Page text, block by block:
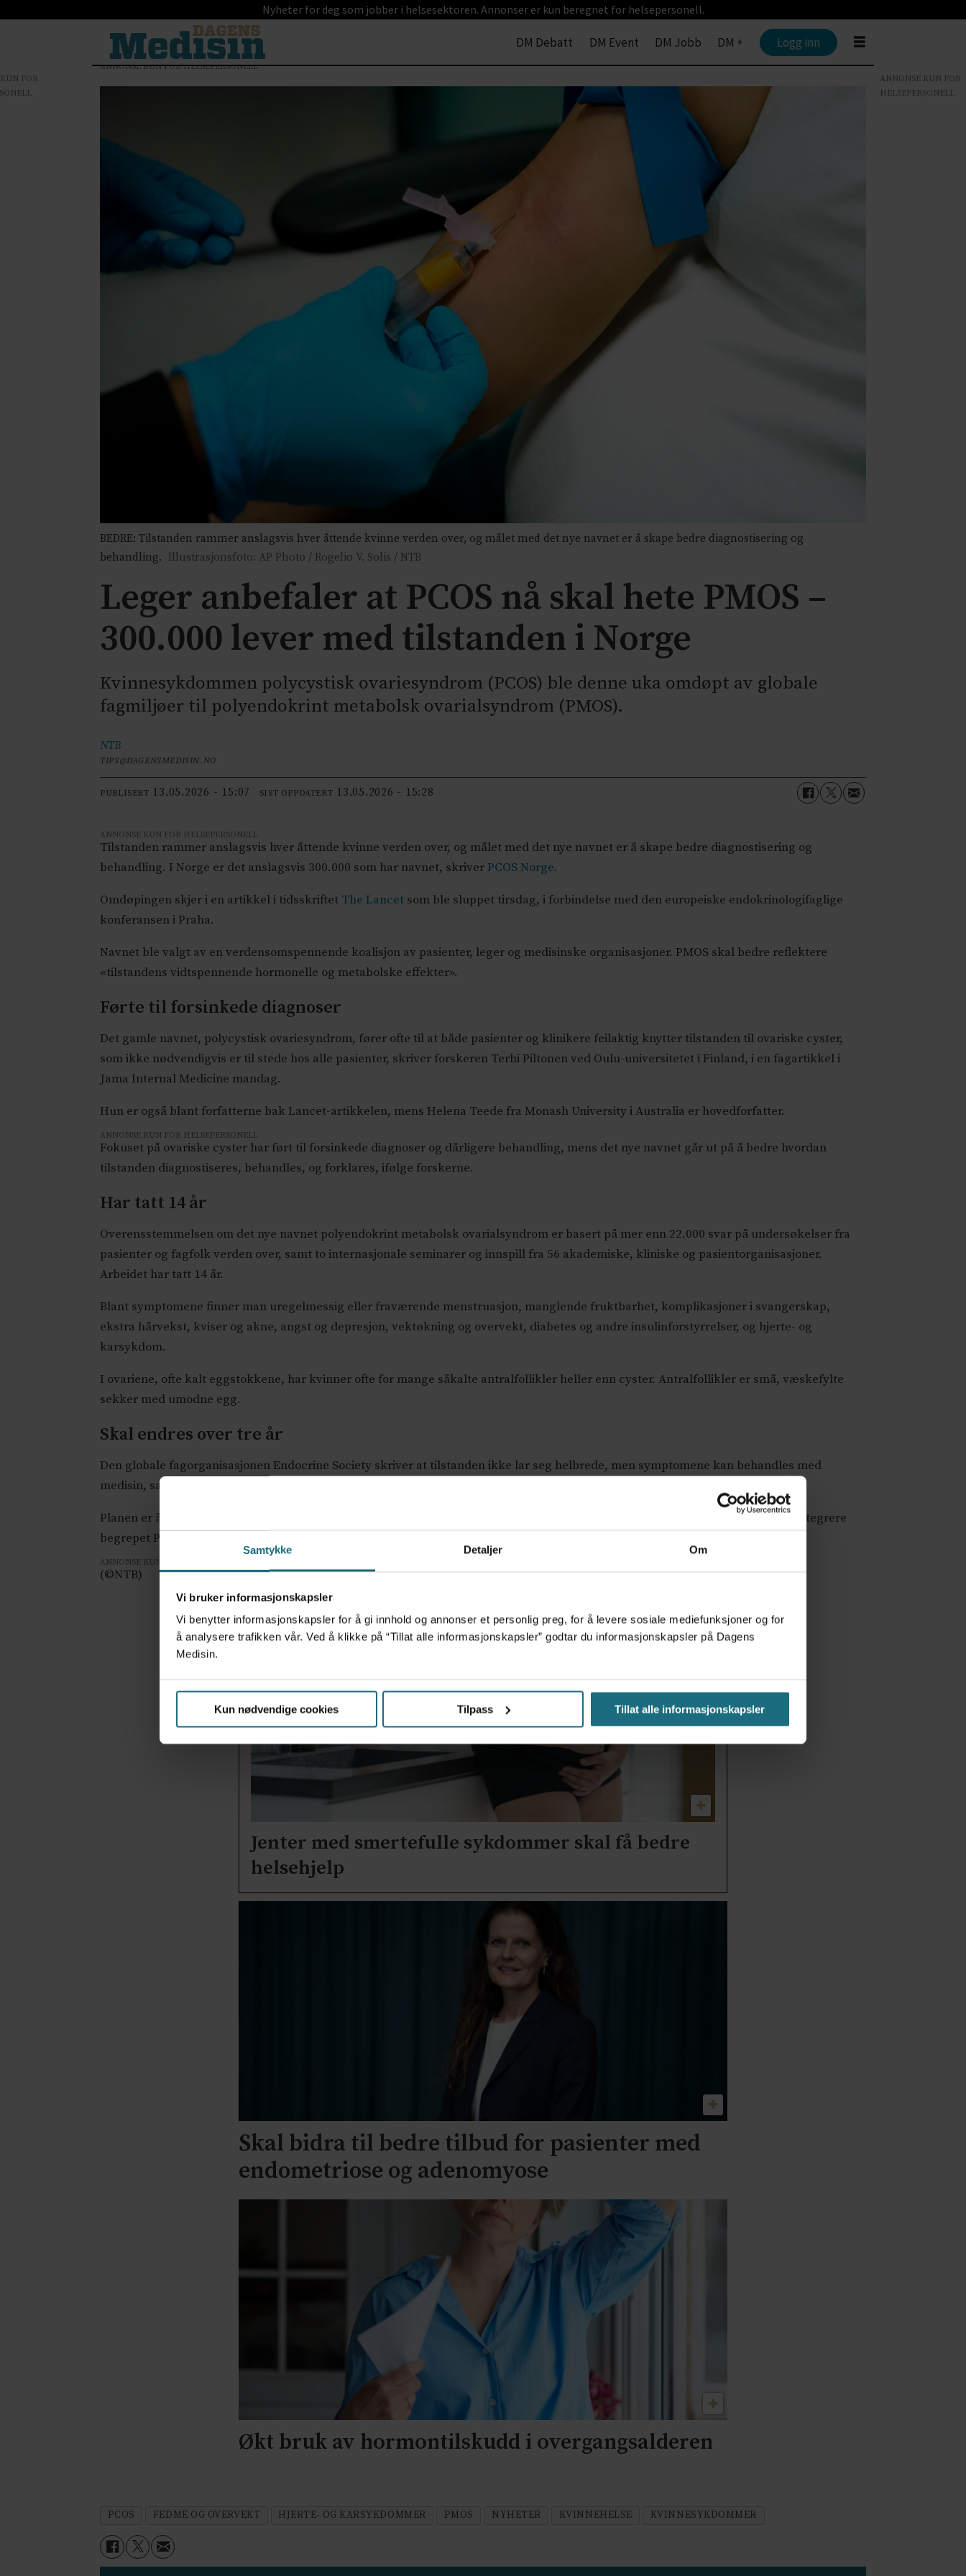
Samtykke Detaljer Om
Vi bruker informasjonskapsler
Vi benytter informasjonskapsler for å gi innhold og annonser et personlig preg, for å levere sosiale mediefunksjoner og for
å analysere trafikken vår. Ved å klikke på “Tillat alle informasjonskapsler” godtar du informasjonskapsler på Dagens
Medisin.
Kun nødvendige cookies Tilpass Tillat alle informasjonskapsler
Nyheter for deg som jobber i helsesektoren. Annonser er kun beregnet for helsepersonell.
DM Debatt DM Event DM Jobb DM + Logg inn
ANNONSE KUN FOR HELSEPERSONELL
BEDRE: Tilstanden rammer anslagsvis hver åttende kvinne verden over, og målet med det nye navnet er å skape bedre diagnostisering og
behandling. Illustrasjonsfoto: AP Photo / Rogelio V. Solis / NTB
Leger anbefaler at PCOS nå skal hete PMOS –
300.000 lever med tilstanden i Norge
Kvinnesykdommen polycystisk ovariesyndrom (PCOS) ble denne uka omdøpt av globale
fagmiljøer til polyendokrint metabolsk ovarialsyndrom (PMOS).
NTB
TIPS@DAGENSMEDISIN.NO
PUBLISERT 13.05.2026 - 15:07 SIST OPPDATERT 13.05.2026 - 15:28
ANNONSE KUN FOR HELSEPERSONELL
Tilstanden rammer anslagsvis hver åttende kvinne verden over, og målet med det nye navnet er å skape bedre diagnostisering og
behandling. I Norge er det anslagsvis 300.000 som har navnet, skriverPCOS Norge.
Omdøpingen skjer i en artikkel i tidsskriftet The Lancet som ble sluppet tirsdag, i forbindelse med den europeiske endokrinologifaglige
konferansen i Praha.
Navnet ble valgt av en verdensomspennende koalisjon av pasienter, leger og medisinske organisasjoner. PMOS skal bedre reflektere
«tilstandens vidtspennende hormonelle og metabolske effekter».
Førte til forsinkede diagnoser
Det gamle navnet, polycystisk ovariesyndrom, fører ofte til at både pasienter og klinikere feilaktig knytter tilstanden til ovariske cyster,
som ikke nødvendigvis er til stede hos alle pasienter, skriver forskeren Terhi Piltonen ved Oulu-universitetet i Finland, i en fagartikkel i
Jama Internal Medicine mandag.
Hun er også blant forfatterne bak Lancet-artikkelen, mens Helena Teede fra Monash University i Australia er hovedforfatter.
ANNONSE KUN FOR HELSEPERSONELL
Fokuset på ovariske cyster har ført til forsinkede diagnoser og dårligere behandling, mens det nye navnet går ut på å bedre hvordan
tilstanden diagnostiseres, behandles, og forklares, ifølge forskerne.
Har tatt 14 år
Overensstemmelsen om det nye navnet polyendokrint metabolsk ovarialsyndrom er basert på mer enn 22.000 svar på undersøkelser fra
pasienter og fagfolk verden over, samt to internasjonale seminarer og innspill fra 56 akademiske, kliniske og pasientorganisasjoner.
Arbeidet har tatt 14 år.
Blant symptomene finner man uregelmessig eller fraværende menstruasjon, manglende fruktbarhet, komplikasjoner i svangerskap,
ekstra hårvekst, kviser og akne, angst og depresjon, vektøkning og overvekt, diabetes og andre insulinforstyrrelser, og hjerte- og
karsykdom.
I ovariene, ofte kalt eggstokkene, har kvinner ofte for mange såkalte antralfollikler heller enn cyster. Antralfollikler er små, væskefylte
sekker med umodne egg.
Skal endres over tre år
Den globale fagorganisasjonen Endocrine Society skriver at tilstanden ikke lar seg helbrede, men symptomene kan behandles med
medisin, samt endringer i kosthold og trening.
Planen er å gå over til den nye begrepsbruken gjennom de neste tre årene, og dette er allerede satt i gang. Blant tiltakene er å integrere
begrepet PMOS i helsevesen, kliniske retningslinjer, faglig opplæring, og klassifisering, ifølge forskerne.
ANNONSE KUN FOR HELSEPERSONELL
(©NTB)
Jenter med smertefulle sykdommer skal få bedre
helsehjelp
Skal bidra til bedre tilbud for pasienter med
endometriose og adenomyose
Økt bruk av hormontilskudd i overgangsalderen
PCOS FEDME OG OVERVEKT HJERTE- OG KARSYKDOMMER PMOS NYHETER KVINNEHELSE KVINNESYKDOMMER
FOR
ANNONSE KUN FOR
HELSEPERSONELL